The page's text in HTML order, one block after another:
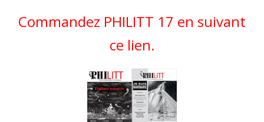
Commandez PHILITT 17 en suivant
ce lien.